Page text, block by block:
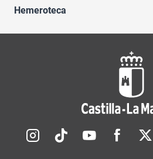
Hemeroteca
Redes sociales JCCM